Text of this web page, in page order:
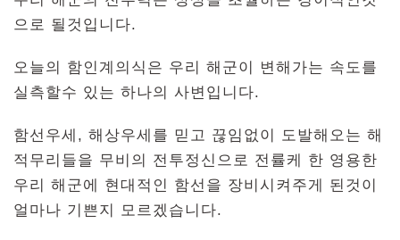
으로 될것입니다.
오늘의 함인계의식은 우리 해군이 변해가는 속도를
실측할수 있는 하나의 사변입니다.
함선우세, 해상우세를 믿고 끊임없이 도발해오는 해
적무리들을 무비의 전투정신으로 전률케 한 영용한
우리 해군에 현대적인 함선을 장비시켜주게 된것이
얼마나 기쁜지 모르겠습니다.